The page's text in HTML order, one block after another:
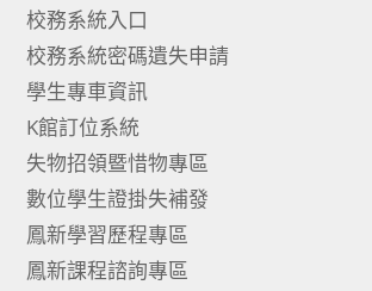
校務系統入口
校務系統密碼遺失申請
學生專車資訊
K館訂位系統
失物招領暨惜物專區
數位學生證掛失補發
鳳新學習歷程專區
鳳新課程諮詢專區